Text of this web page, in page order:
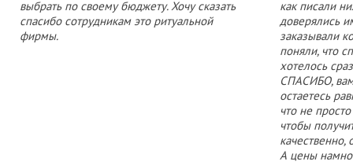
выбрать по своему бюджету. Хочу сказать
спасибо сотрудникам это ритуальной
фирмы.
как писали
доверялись
заказывали
поняли, что
хотелось
СПАСИБО, вам
остаетесь
что не
чтобы
А цены